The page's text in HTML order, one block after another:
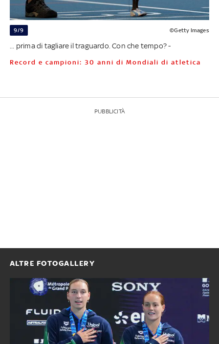
9/9 ©Getty Images
... prima di tagliare il traguardo. Con che tempo? -
Record e campioni: 30 anni di Mondiali di atletica
PUBBLICITÀ
ALTRE FOTOGALLERY